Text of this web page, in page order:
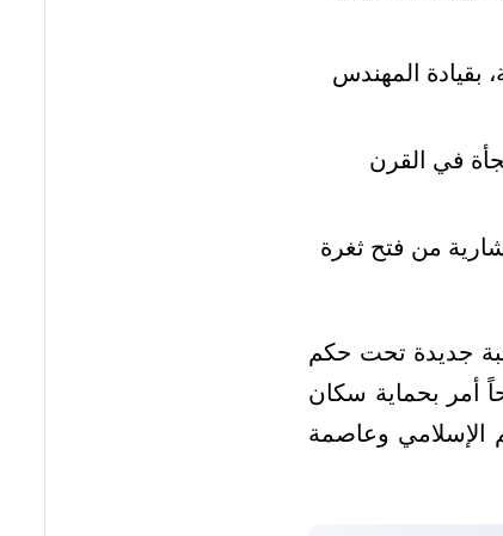
المهندس
في القرن
من فتح ثغرة
البيزنطية، في 29 مايو 1453، لتبدأ حقبة جديدة تحت حكم
أمر بحماية سكان
الإسلامي وعاصمة